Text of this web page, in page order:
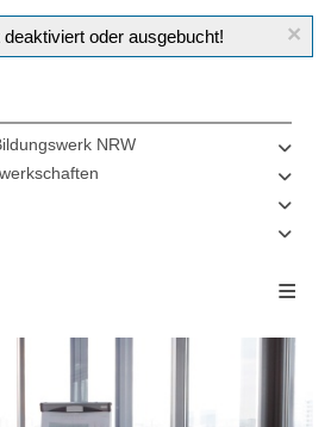
×
oder ausgebucht!
NRW